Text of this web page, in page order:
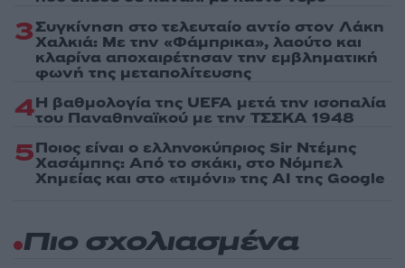
3Συγκίνηση στο τελευταίο αντίο στον Λάκη
Χαλκιά: Με την «Φάμπρικα», λαούτο και
κλαρίνα αποχαιρέτησαν την εμβληματική
φωνή της μεταπολίτευσης
4Η βαθμολογία της UEFA μετά την ισοπαλία
του Παναθηναϊκού με την ΤΣΣΚΑ 1948
5Ποιος είναι ο ελληνοκύπριος Sir Ντέμης
Χασάμπης: Από το σκάκι, στο Νόμπελ
Χημείας και στο «τιμόνι» της AI της Google
Πιο σχολιασμένα